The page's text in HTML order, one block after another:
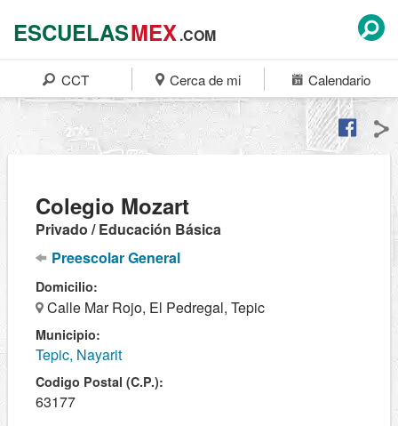
ESCUELASMEX.COM
CCT Cerca de mi Calendario
Colegio Mozart
Privado / Educación Básica
Preescolar General
Domicilio:
Calle Mar Rojo, El Pedregal, Tepic
Municipio:
Tepic, Nayarit
Codigo Postal (C.P.):
63177